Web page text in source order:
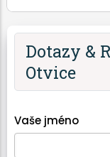
Dotazy &
Otvice
Vaše jméno